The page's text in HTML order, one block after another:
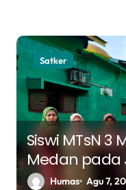
Satker
Siswi MTsN 3
Medan pada
Tahun 2026
Humas Agu 7,